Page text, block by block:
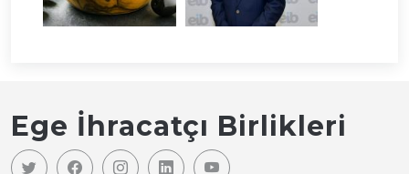
Ege İhracatçı Birlikleri